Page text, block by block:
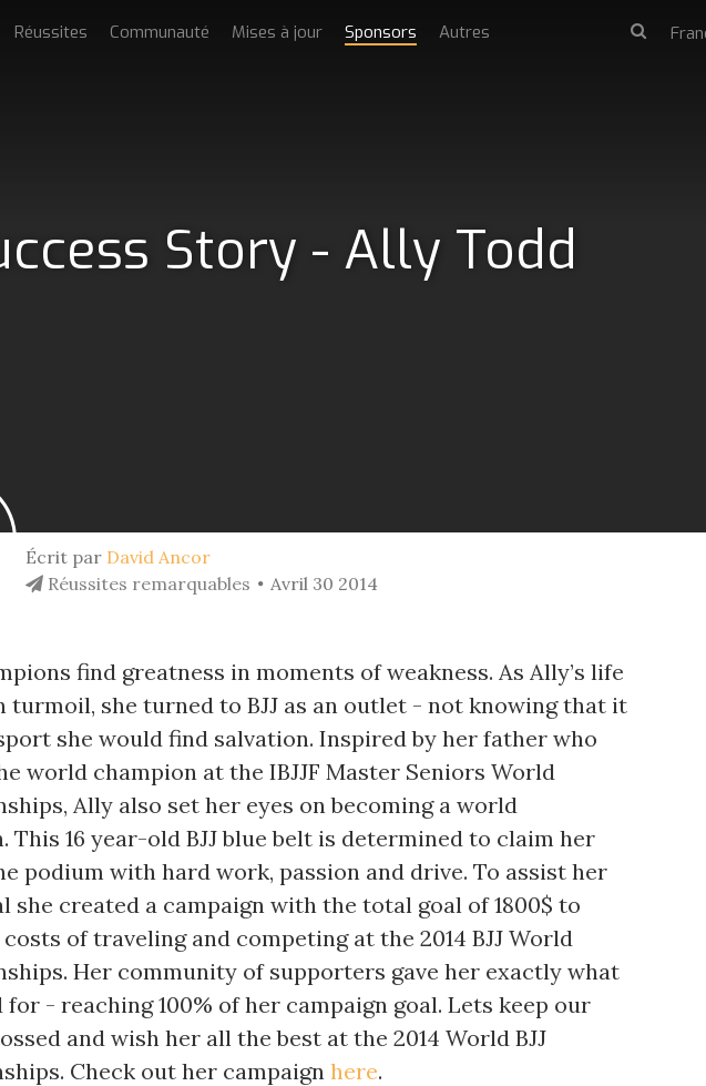
Réussites Communauté Mises à jour Sponsors Autres
Story - Ally Todd
Écrit par David Ancor
Réussites remarquables
Avril 30 2014
find greatness in moments of weakness. As Ally’s life
turmoil, she turned to BJJ as an outlet - not knowing that it
she would find salvation. Inspired by her father who
world champion at the IBJJF Master Seniors World
Ally also set her eyes on becoming a world
This 16 year-old BJJ blue belt is determined to claim her
podium with hard work, passion and drive. To assist her
she created a campaign with the total goal of 1800$ to
of traveling and competing at the 2014 BJJ World
Her community of supporters gave her exactly what
for - reaching 100% of her campaign goal. Lets keep our
and wish her all the best at the 2014 World BJJ
Check out her campaign here.